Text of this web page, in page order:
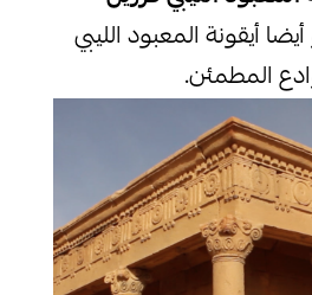
أيقونة المعبود الليبي
المطمئن.